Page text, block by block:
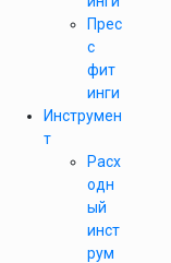
Прес
с
фит
инги
Инструмен
т
Расх
одн
ый
инст
рум